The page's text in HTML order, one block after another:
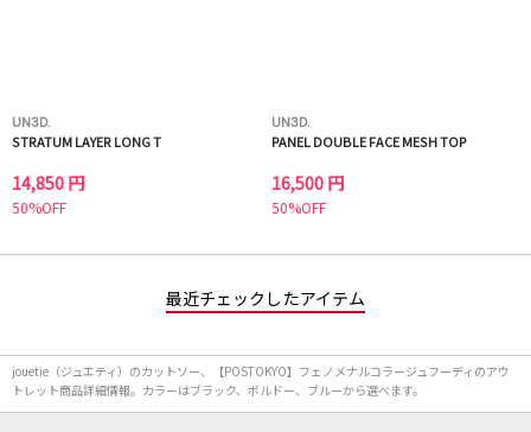
UN3D.
STRATUM LAYER LONG T
14,850 円
50%OFF
UN3D.
PANEL DOUBLE FACE MESH TOP
16,500 円
50%OFF
最近チェックしたアイテム
jouetie（ジュエティ）のカットソー、【POSTOKYO】フェノメナルコラージュフーディのアウ
トレット商品詳細情報。カラーはブラック、ボルドー、ブルーから選べます。